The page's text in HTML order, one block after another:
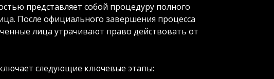
представляет собой процедуру полного
После официального завершения процесса
лица утрачивают право действовать от
следующие ключевые этапы: